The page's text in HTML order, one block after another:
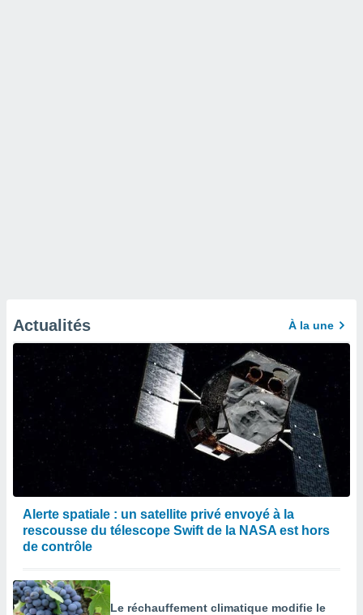
Actualités À la une
Alerte spatiale : un satellite privé envoyé à la
rescousse du télescope Swift de la NASA est hors
de contrôle
Le réchauffement climatique modifie le